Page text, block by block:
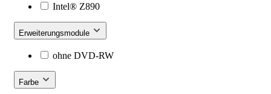
Intel® Z890
Erweiterungsmodule
ohne DVD-RW
Farbe